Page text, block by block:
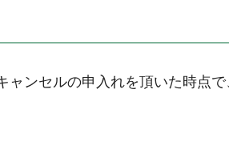
ャンセルの申入れを頂いた時点